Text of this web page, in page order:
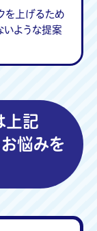
を上げるため
いような提案
上記
悩みを